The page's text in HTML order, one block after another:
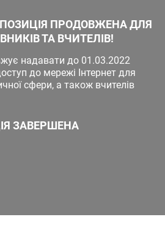
ПРОДОВЖЕНА ДЛЯ
ТА ВЧИТЕЛІВ!
надавати до 01.03.2022
до мережі Інтернет для
сфери, а також вчителів
ЗАВЕРШЕНА